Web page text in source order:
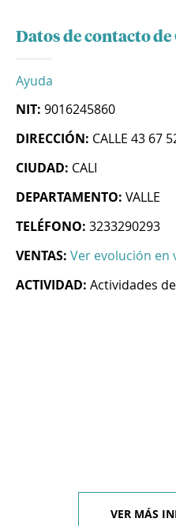
Datos de contacto
Ayuda
NIT: 9016245860
DIRECCIÓN: CALLE 43 67
CIUDAD: CALI
DEPARTAMENTO: VALLE
TELÉFONO: 3233290293
VENTAS: Ver evolución en
ACTIVIDAD: Actividades
VER MÁS